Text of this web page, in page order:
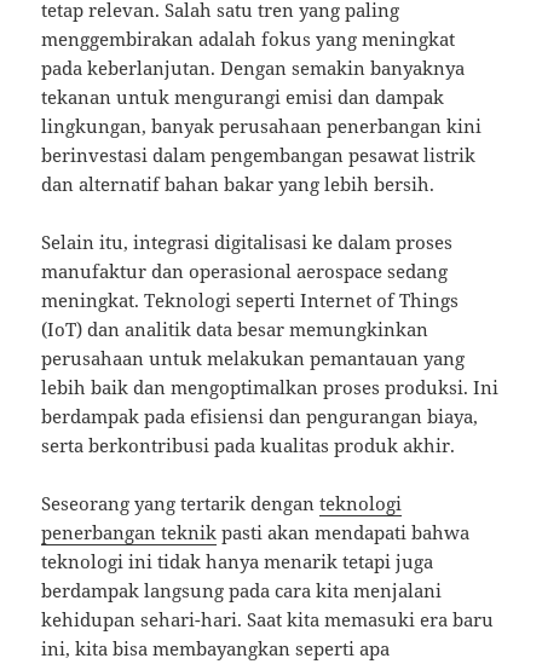
tetap relevan. Salah satu tren yang paling
menggembirakan adalah fokus yang meningkat
pada keberlanjutan. Dengan semakin banyaknya
tekanan untuk mengurangi emisi dan dampak
lingkungan, banyak perusahaan penerbangan kini
berinvestasi dalam pengembangan pesawat listrik
dan alternatif bahan bakar yang lebih bersih.
Selain itu, integrasi digitalisasi ke dalam proses
manufaktur dan operasional aerospace sedang
meningkat. Teknologi seperti Internet of Things
(IoT) dan analitik data besar memungkinkan
perusahaan untuk melakukan pemantauan yang
lebih baik dan mengoptimalkan proses produksi. Ini
berdampak pada efisiensi dan pengurangan biaya,
serta berkontribusi pada kualitas produk akhir.
Seseorang yang tertarik denganteknologi
penerbangan teknik pasti akan mendapati bahwa
teknologi ini tidak hanya menarik tetapi juga
berdampak langsung pada cara kita menjalani
kehidupan sehari-hari. Saat kita memasuki era baru
ini, kita bisa membayangkan seperti apa